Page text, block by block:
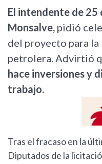
El intendente de 25
Monsalve, pidió
del proyecto para
petrolera. Advirtió
hace inversiones y
trabajo.
Tras el fracaso en la
Diputados de la